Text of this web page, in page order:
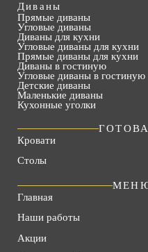
Диваны
Прямые диваны
Угловые диваны
Диваны для кухни
Угловые диваны для кухни
Прямые диваны для кухни
Диваны в гостиную
Угловые диваны в гостиную
Детские диваны
Маленькие диваны
Кухонные уголки
Кровати
Столы
Главная
Наши работы
Акции